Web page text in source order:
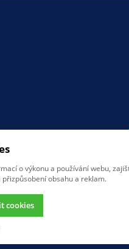
o výkonu a používání webu,
obsahu a reklam.
cookies